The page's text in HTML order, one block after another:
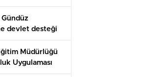
daha
devlet desteği
Müdürlüğü
Uygulaması